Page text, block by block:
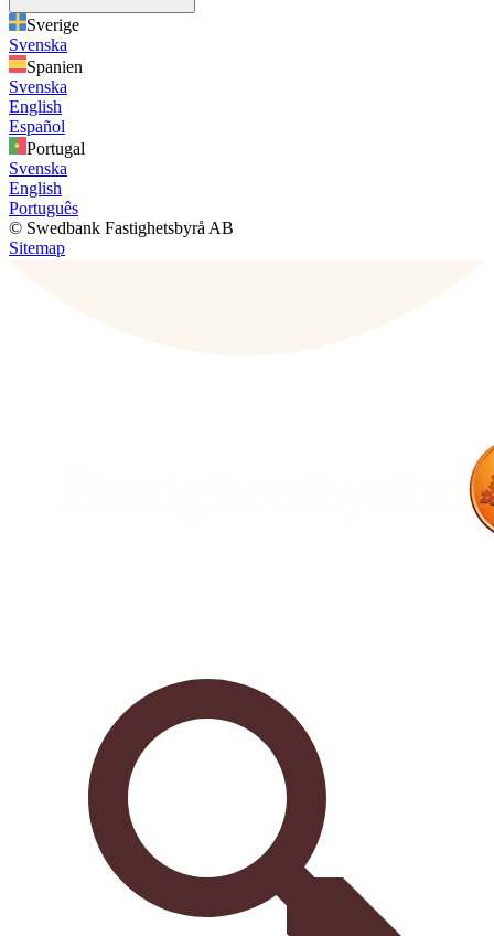
Sverige
Svenska
Spanien
Svenska
English
Español
Portugal
Svenska
English
Português
© Swedbank Fastighetsbyrå AB
Sitemap